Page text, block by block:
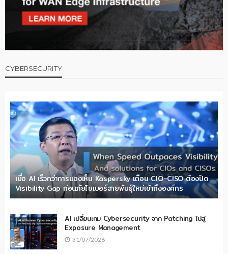
CYBERSECURITY
เมื่อ AI เร็วกว่าการมองเห็น Kaspersky เตือน CIO-CISO ต้องปิด
Visibility Gap ก่อนภัยไซเบอร์สายพันธุ์ใหม่เข้าถึงองค์กร
AI เปลี่ยนเกม Cybersecurity จาก Patching ไปสู่
Exposure Management
31/07/2026